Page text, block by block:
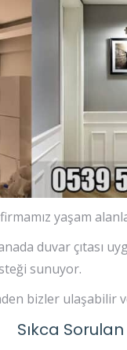
yaşam
duvar çıtası
sunuyor.
bizler ulaşabilir
Sıkca